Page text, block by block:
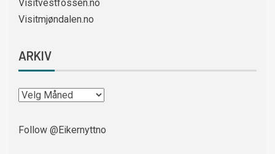
Visitvestfossen.no
Visitmjøndalen.no
ARKIV
Follow @Eikernyttno